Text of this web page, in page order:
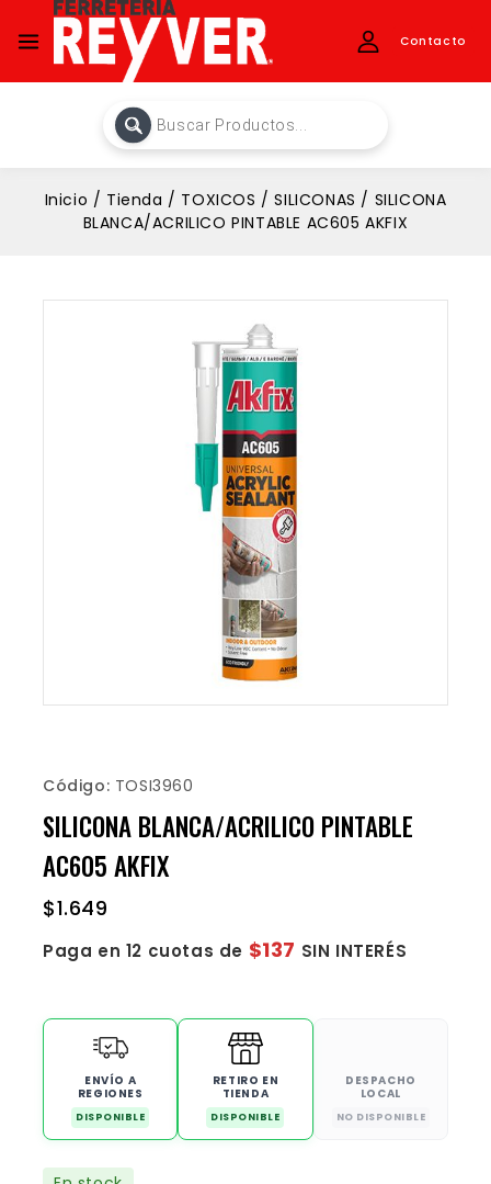
Contacto
Inicio / Tienda / TOXICOS / SILICONAS / SILICONA
BLANCA/ACRILICO PINTABLE AC605 AKFIX
Código: TOSI3960
SILICONA BLANCA/ACRILICO PINTABLE
AC605 AKFIX
$1.649
Paga en 12 cuotas de $137 SIN INTERÉS
ENVÍO A
REGIONES
DISPONIBLE
RETIRO EN
TIENDA
DISPONIBLE
DESPACHO
LOCAL
NO DISPONIBLE